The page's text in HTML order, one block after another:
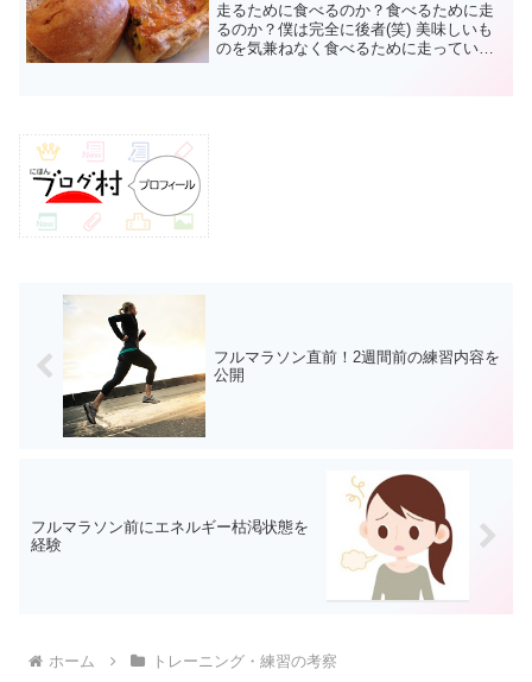
走るために食べるのか？食べるために走
るのか？僕は完全に後者(笑) 美味しいも
のを気兼ねなく食べるために走っている
フルマラソン直前！2週間前の練習内容を
公開
フルマラソン前にエネルギー枯渇状態を
経験
ホーム トレーニング・練習の考察